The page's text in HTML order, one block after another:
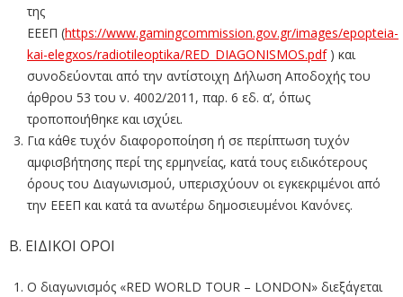
της
ΕΕΕΠ (https://www.gamingcommission.gov.gr/images/epopteia-
kai-elegxos/radiotileoptika/RED_DIAGONISMOS.pdf) και
συνοδεύονται από την αντίστοιχη Δήλωση Αποδοχής του
άρθρου 53 του ν. 4002/2011, παρ. 6 εδ. α’, όπως
τροποποιήθηκε και ισχύει.
Για κάθε τυχόν διαφοροποίηση ή σε περίπτωση τυχόν
αμφισβήτησης περί της ερμηνείας, κατά τους ειδικότερους
όρους του Διαγωνισμού, υπερισχύουν οι εγκεκριμένοι από
την ΕΕΕΠ και κατά τα ανωτέρω δημοσιευμένοι Κανόνες.
Β. ΕΙΔΙΚΟΙ ΟΡΟΙ
Ο διαγωνισμός «RED WORLD TOUR – LONDON» διεξάγεται